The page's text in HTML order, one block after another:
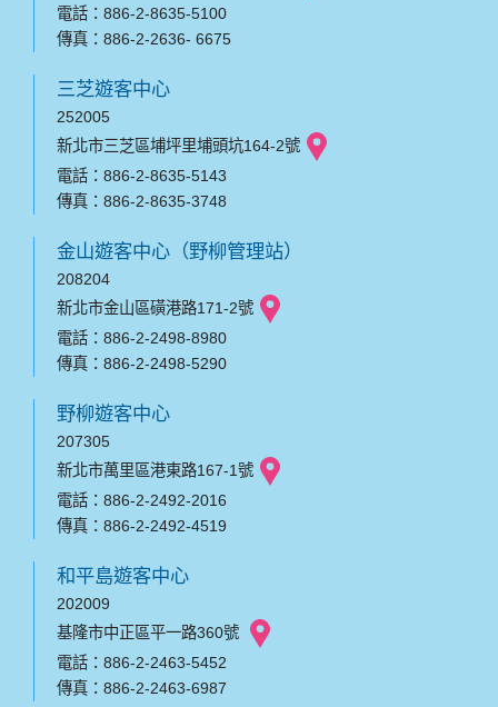
電話：886-2-8635-5100
傳真：886-2-2636- 6675
三芝遊客中心
252005
新北市三芝區埔坪里埔頭坑164-2號
電話：886-2-8635-5143
傳真：886-2-8635-3748
金山遊客中心（野柳管理站）
208204
新北市金山區磺港路171-2號
電話：886-2-2498-8980
傳真：886-2-2498-5290
野柳遊客中心
207305
新北市萬里區港東路167-1號
電話：886-2-2492-2016
傳真：886-2-2492-4519
和平島遊客中心
202009
基隆市中正區平一路360號
電話：886-2-2463-5452
傳真：886-2-2463-6987